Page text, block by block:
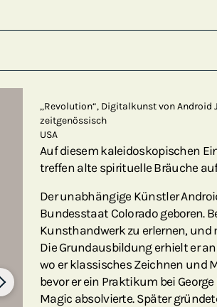
„Revolution“, Digitalkunst von Android
zeitgenössisch
USA
Auf diesem kaleidoskopischen
treffen alte spirituelle Bräuche
Der unabhängige Künstler
Bundesstaat Colorado geboren.
Kunsthandwerk zu erlernen, und
Die Grundausbildung erhielt er
wo er klassisches Zeichnen und
bevor er ein Praktikum bei
Magic absolvierte. Später